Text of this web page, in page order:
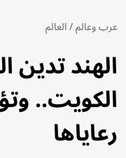
عرب وعالم/العالم
الهند تدين
الكويت..
رعاياها